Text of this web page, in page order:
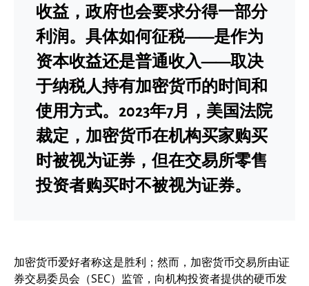
收益，政府也会要求分得一部分
利润。具体如何征税——是作为
资本收益还是普通收入——取决
于纳税人持有加密货币的时间和
使用方式。2023年7月，美国法院
裁定，加密货币在机构买家购买
时被视为证券，但在交易所零售
投资者购买时不被视为证券。
加密货币爱好者称这是胜利；然而，加密货币交易所由证
券交易委员会（SEC）监管，向机构投资者提供的硬币发